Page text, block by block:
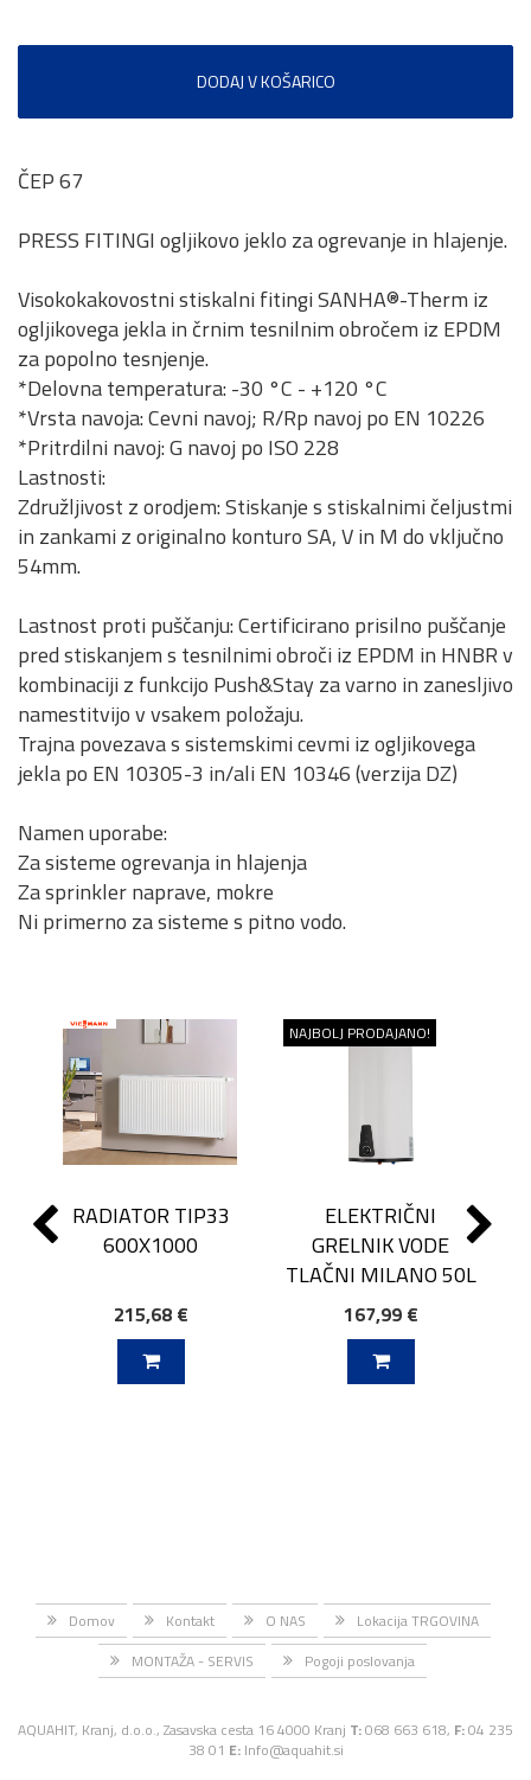
DODAJ V KOŠARICO
ČEP 67
PRESS FITINGI ogljikovo jeklo za ogrevanje in hlajenje.
Visokokakovostni stiskalni fitingi SANHA®-Therm iz
ogljikovega jekla in črnim tesnilnim obročem iz EPDM
za popolno tesnjenje.
*Delovna temperatura: -30 °C - +120 °C
*Vrsta navoja: Cevni navoj; R/Rp navoj po EN 10226
*Pritrdilni navoj: G navoj po ISO 228
Lastnosti:
Združljivost z orodjem: Stiskanje s stiskalnimi čeljustmi
in zankami z originalno konturo SA, V in M do vključno
54mm.
Lastnost proti puščanju: Certificirano prisilno puščanje
pred stiskanjem s tesnilnimi obroči iz EPDM in HNBR v
kombinaciji z funkcijo Push&Stay za varno in zanesljivo
namestitvijo v vsakem položaju.
Trajna povezava s sistemskimi cevmi iz ogljikovega
jekla po EN 10305-3 in/ali EN 10346 (verzija DZ)
Namen uporabe:
Za sisteme ogrevanja in hlajenja
Za sprinkler naprave, mokre
Ni primerno za sisteme s pitno vodo.
RADIATOR TIP33
600X1000
215,68 €
NAJBOLJ PRODAJANO!
ELEKTRIČNI
GRELNIK VODE
TLAČNI MILANO 50L
167,99 €
Domov Kontakt O NAS
Lokacija TRGOVINA
MONTAŽA - SERVIS
Pogoji poslovanja
AQUAHIT, Kranj, d.o.o., Zasavska cesta 16 4000 Kranj T:068 663 618, F:04 235
38 01 E: Info@aquahit.si